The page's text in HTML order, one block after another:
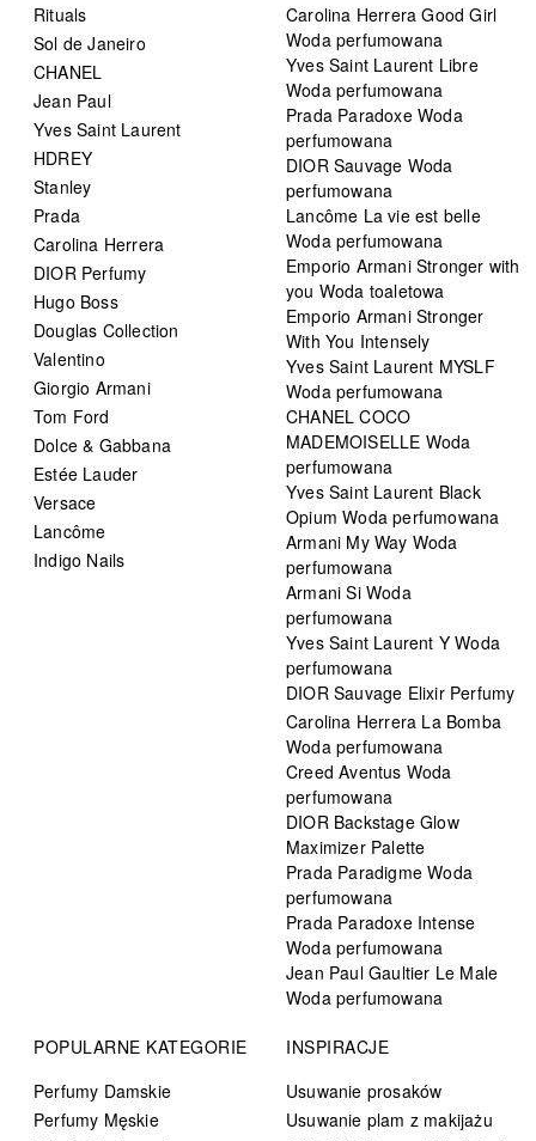
Rituals
Sol de Janeiro
CHANEL
Jean Paul
Yves Saint Laurent
HDREY
Stanley
Prada
Carolina Herrera
DIOR Perfumy
Hugo Boss
Douglas Collection
Valentino
Giorgio Armani
Tom Ford
Dolce & Gabbana
Estée Lauder
Versace
Lancôme
Indigo Nails
Carolina Herrera Good Girl
Woda perfumowana
Yves Saint Laurent Libre
Woda perfumowana
Prada Paradoxe Woda
perfumowana
DIOR Sauvage Woda
perfumowana
Lancôme La vie est belle
Woda perfumowana
Emporio Armani Stronger with
you Woda toaletowa
Emporio Armani Stronger
With You Intensely
Yves Saint Laurent MYSLF
Woda perfumowana
CHANEL COCO
MADEMOISELLE Woda
perfumowana
Yves Saint Laurent Black
Opium Woda perfumowana
Armani My Way Woda
perfumowana
Armani Si Woda
perfumowana
Yves Saint Laurent Y Woda
perfumowana
DIOR Sauvage Elixir Perfumy
Carolina Herrera La Bomba
Woda perfumowana
Creed Aventus Woda
perfumowana
DIOR Backstage Glow
Maximizer Palette
Prada Paradigme Woda
perfumowana
Prada Paradoxe Intense
Woda perfumowana
Jean Paul Gaultier Le Male
Woda perfumowana
POPULARNE KATEGORIE
Perfumy Damskie
Perfumy Męskie
INSPIRACJE
Usuwanie prosaków
Usuwanie plam z makijażu